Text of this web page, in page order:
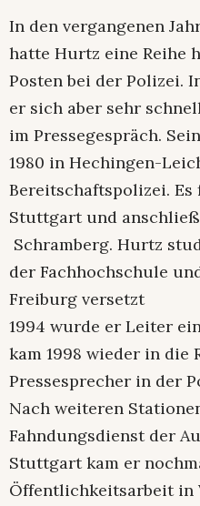
In den vergangenen
hatte Hurtz eine Reihe
Posten bei der Polizei.
er sich aber sehr
im Pressegespräch.
1980 in Hechingen-
Bereitschaftspolizei.
Stuttgart und
Schramberg. Hurtz
der Fachhochschule
Freiburg versetzt
1994 wurde er Leiter
kam 1998 wieder in die
Pressesprecher in der
Nach weiteren
Fahndungsdienst der
Stuttgart kam er
Öffentlichkeitsarbeit in